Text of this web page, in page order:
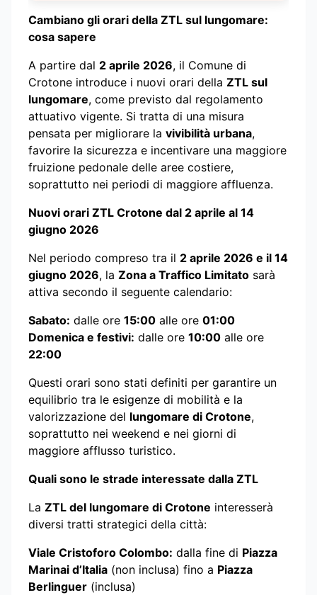
Cambiano gli orari della ZTL sul lungomare:
cosa sapere
A partire dal 2 aprile 2026, il Comune di
Crotone introduce i nuovi orari della ZTL sul
lungomare, come previsto dal regolamento
attuativo vigente. Si tratta di una misura
pensata per migliorare la vivibilità urbana,
favorire la sicurezza e incentivare una maggiore
fruizione pedonale delle aree costiere,
soprattutto nei periodi di maggiore affluenza.
Nuovi orari ZTL Crotone dal 2 aprile al 14
giugno 2026
Nel periodo compreso tra il 2 aprile 2026 e il 14
giugno 2026, la Zona a Traffico Limitato sarà
attiva secondo il seguente calendario:
Sabato: dalle ore 15:00 alle ore 01:00
Domenica e festivi: dalle ore 10:00 alle ore
22:00
Questi orari sono stati definiti per garantire un
equilibrio tra le esigenze di mobilità e la
valorizzazione del lungomare di Crotone,
soprattutto nei weekend e nei giorni di
maggiore afflusso turistico.
Quali sono le strade interessate dalla ZTL
La ZTL del lungomare di Crotone interesserà
diversi tratti strategici della città:
Viale Cristoforo Colombo: dalla fine di Piazza
Marinai d’Italia (non inclusa) fino a Piazza
Berlinguer (inclusa)